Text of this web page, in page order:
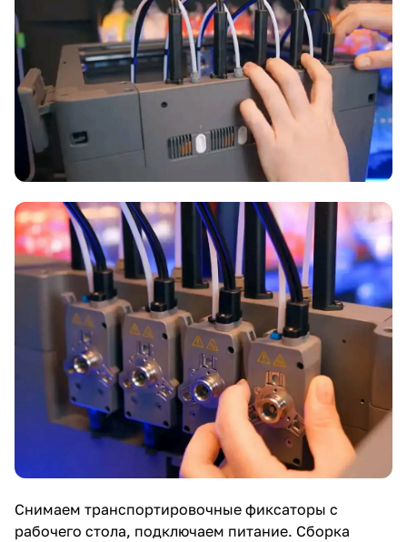
Снимаем транспортировочные фиксаторы с
рабочего стола, подключаем питание. Сборка